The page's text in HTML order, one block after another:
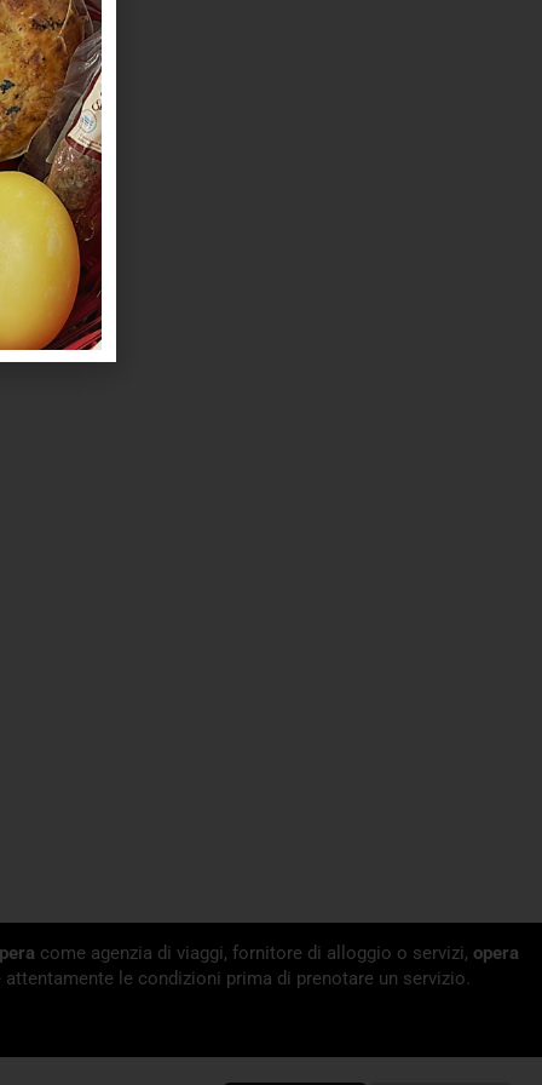
come agenzia di viaggi, fornitore di alloggio o servizi, opera
le condizioni prima di prenotare un servizio.